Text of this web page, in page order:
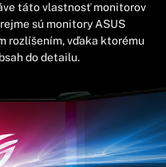
táto vlastnosť monitorov
sú monitory ASUS
rozlíšením, vďaka ktorému
do detailu.